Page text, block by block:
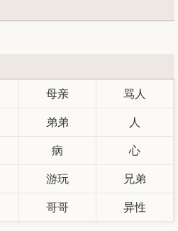
母亲 骂人
弟弟 人
病 心
游玩 兄弟
哥哥 异性